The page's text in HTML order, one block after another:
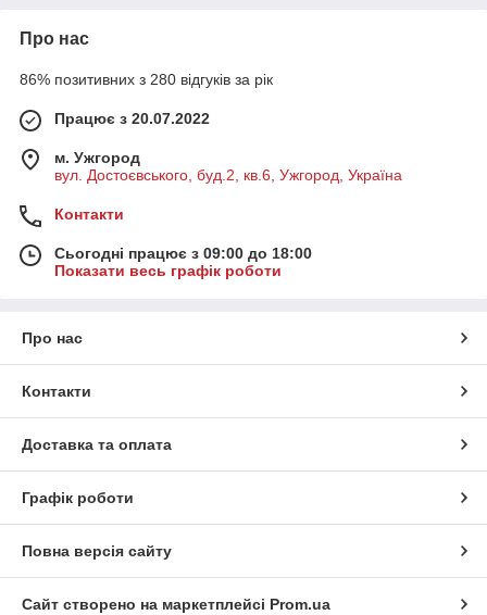
Про нас
86% позитивних з 280 відгуків за рік
Працює з 20.07.2022
м. Ужгород
вул. Достоєвського, буд.2, кв.6, Ужгород, Україна
Контакти
Сьогодні працює з 09:00 до 18:00
Показати весь графік роботи
Про нас
Контакти
Доставка та оплата
Графік роботи
Повна версія сайту
Сайт створено на маркетплейсі Prom.ua